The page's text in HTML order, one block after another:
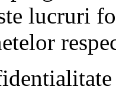
lucruri